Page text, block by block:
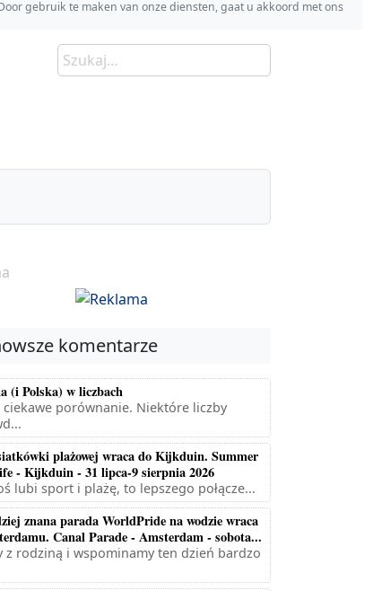
gebruik te maken van onze diensten, gaat u akkoord met ons
komentarze
(i Polska) w liczbach
ciekawe porównanie. Niektóre liczby
plażowej wraca do Kijkduin. Summer
- Kijkduin - 31 lipca-9 sierpnia 2026
lubi sport i plażę, to lepszego połącze...
znana parada WorldPride na wodzie wraca
Canal Parade - Amsterdam - sobota...
z rodziną i wspominamy ten dzień bardzo